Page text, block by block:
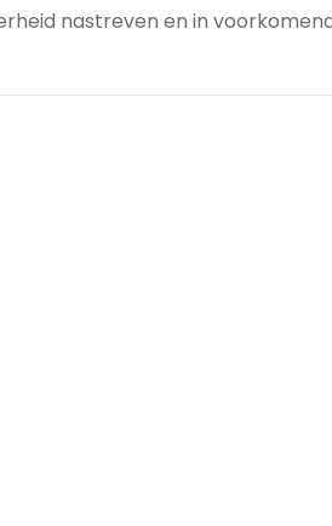
nastreven en in